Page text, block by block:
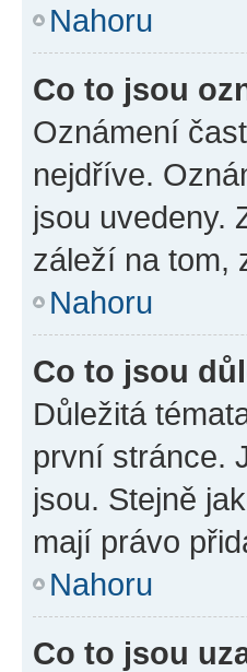
Nahoru
Co to jsou
Oznámení
nejdříve.
jsou uvedeny.
záleží na tom,
Nahoru
Co to jsou
Důležitá
první stránce.
jsou. Stejně
mají právo
Nahoru
Co to jsou